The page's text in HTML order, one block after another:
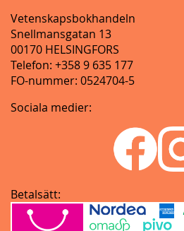
Vetenskapsbokhandeln
Snellmansgatan 13
00170 HELSINGFORS
Telefon: +358 9 635 177
FO-nummer: 0524704-5
Sociala medier:
Betalsätt: